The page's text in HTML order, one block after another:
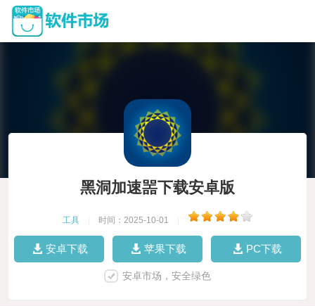
黑洞加速噐下载安卓版
工具 时间：2025-10-01
安卓下载 苹果下载 PC下载
安卓市场，安全绿色